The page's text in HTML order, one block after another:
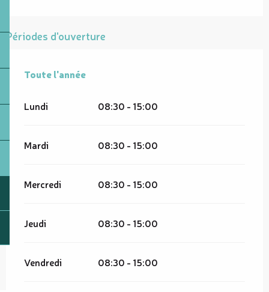
Périodes d'ouverture
Toute l'année
Toute l'année
Lundi 08:30 - 15:00
Mardi 08:30 - 15:00
Mercredi 08:30 - 15:00
Jeudi 08:30 - 15:00
Vendredi 08:30 - 15:00